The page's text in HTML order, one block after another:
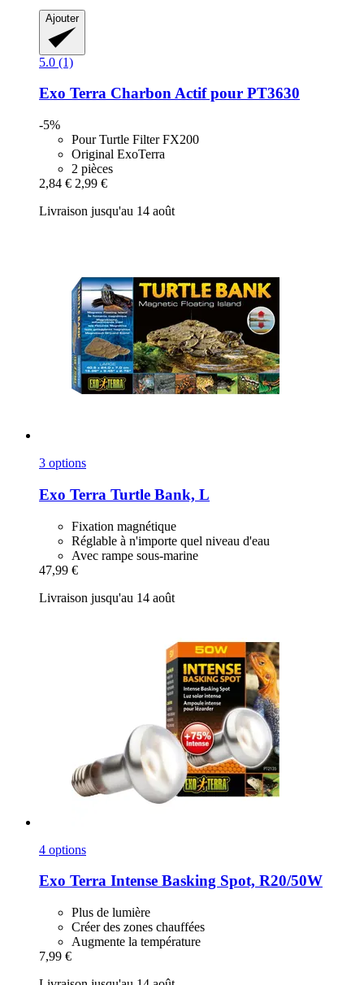
Ajouter
5.0 (1)
Exo Terra Charbon Actif pour PT3630
-5%
Pour Turtle Filter FX200
Original ExoTerra
2 pièces
2,84 € 2,99 €
Livraison jusqu'au 14 août
3 options
Exo Terra Turtle Bank, L
Fixation magnétique
Réglable à n'importe quel niveau d'eau
Avec rampe sous-marine
47,99 €
Livraison jusqu'au 14 août
4 options
Exo Terra Intense Basking Spot, R20/50W
Plus de lumière
Créer des zones chauffées
Augmente la température
7,99 €